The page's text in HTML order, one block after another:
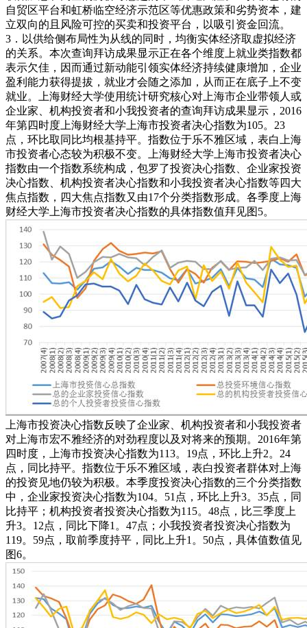
自贸区平台和虹桥临空经济示范区等优惠政策和劣势资本，建
立双向的且风险可控的买卖和投资平台，以吸引资金回流。
3．以供给侧布局性为从线的同时，均衡实体经济取虚拟经济
的关系。本次查询拜访成果显示正在各个维度上就业类指数都
表示欠佳，因而通过新动能引领实体经济持续健康增加，企业
盈利能力获得提拔，就业才会随之添加，从而正在底子上不变
就业。上海财经大学使用统计研究核心对上海市企业带领人或
企业家、机构投资者和小我投资者的查询拜访成果显示，2016
年第四时度上海财经大学上海市投资者决心指数为105。23
点，环比取同比均根基持平。指数位于乐不雅区域，表白上海
市投资者心态较为积极不变。上海财经大学上海市投资者决心
指数由一个指数系统构成，包罗了投资决心指数、企业家投资
决心指数、机构投资者决心指数和小我投资者决心指数等四大
焦点指数，四大焦点指数又由17个分类指数形成。各季度上海
财经大学上海市投资者决心指数的具体指数值拜见图5。
上海市投资决心指数反映了企业家、机构投资者和小我投资者
对上海市宏不雅经济的对劲程度以及对将来的预期。2016年第
四时度，上海市投资决心指数为113。19点，环比上升2。24
点，同比持平。指数位于乐不雅区域，表白投资者群体对上海
的投资见地仍较为积极。本季度投资决心指数的三个分类指数
中，企业家投资决心指数为104。51点，环比上升3。35点，同
比持平；机构投资者投资决心指数为115。48点，比三季度上
升3。12点，同比下降1。47点；小我投资者投资决心指数为
119。59点，取前季度持平，同比上升1。50点，具体值数值见
图6。